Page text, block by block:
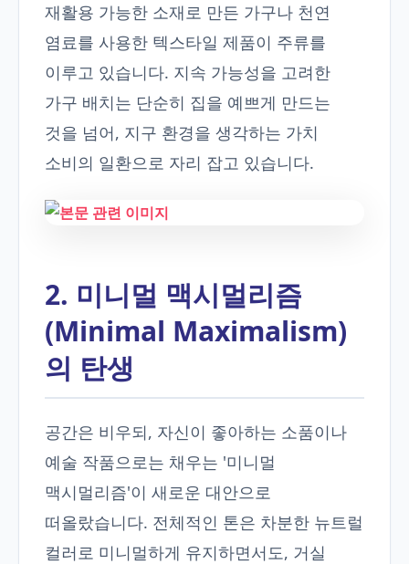
재활용 가능한 소재로 만든 가구나 천연
염료를 사용한 텍스타일 제품이 주류를
이루고 있습니다. 지속 가능성을 고려한
가구 배치는 단순히 집을 예쁘게 만드는
것을 넘어, 지구 환경을 생각하는 가치
소비의 일환으로 자리 잡고 있습니다.
2. 미니멀 맥시멀리즘
(Minimal Maximalism)
의 탄생
공간은 비우되, 자신이 좋아하는 소품이나
예술 작품으로는 채우는 '미니멀
맥시멀리즘'이 새로운 대안으로
떠올랐습니다. 전체적인 톤은 차분한 뉴트럴
컬러로 미니멀하게 유지하면서도, 거실